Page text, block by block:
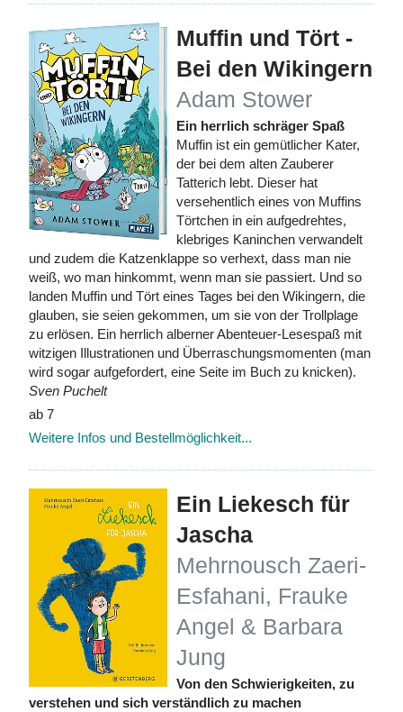
Muffin und Tört -
Bei den Wikingern
Adam Stower
Ein herrlich schräger Spaß
Muffin ist ein gemütlicher Kater,
der bei dem alten Zauberer
Tatterich lebt. Dieser hat
versehentlich eines von Muffins
Törtchen in ein aufgedrehtes,
klebriges Kaninchen verwandelt
und zudem die Katzenklappe so verhext, dass man nie
weiß, wo man hinkommt, wenn man sie passiert. Und so
landen Muffin und Tört eines Tages bei den Wikingern, die
glauben, sie seien gekommen, um sie von der Trollplage
zu erlösen. Ein herrlich alberner Abenteuer-Lesespaß mit
witzigen Illustrationen und Überraschungsmomenten (man
wird sogar aufgefordert, eine Seite im Buch zu knicken).
Sven Puchelt
ab 7
Weitere Infos und Bestellmöglichkeit...
Ein Liekesch für
Jascha
Mehrnousch Zaeri-
Esfahani, Frauke
Angel & Barbara
Jung
Von den Schwierigkeiten, zu
verstehen und sich verständlich zu machen